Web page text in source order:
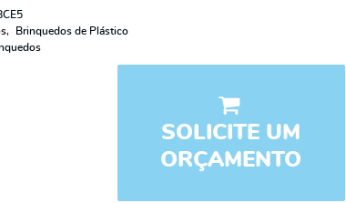
Brinquedos de Plástico
SOLICITE UM
ORÇAMENTO